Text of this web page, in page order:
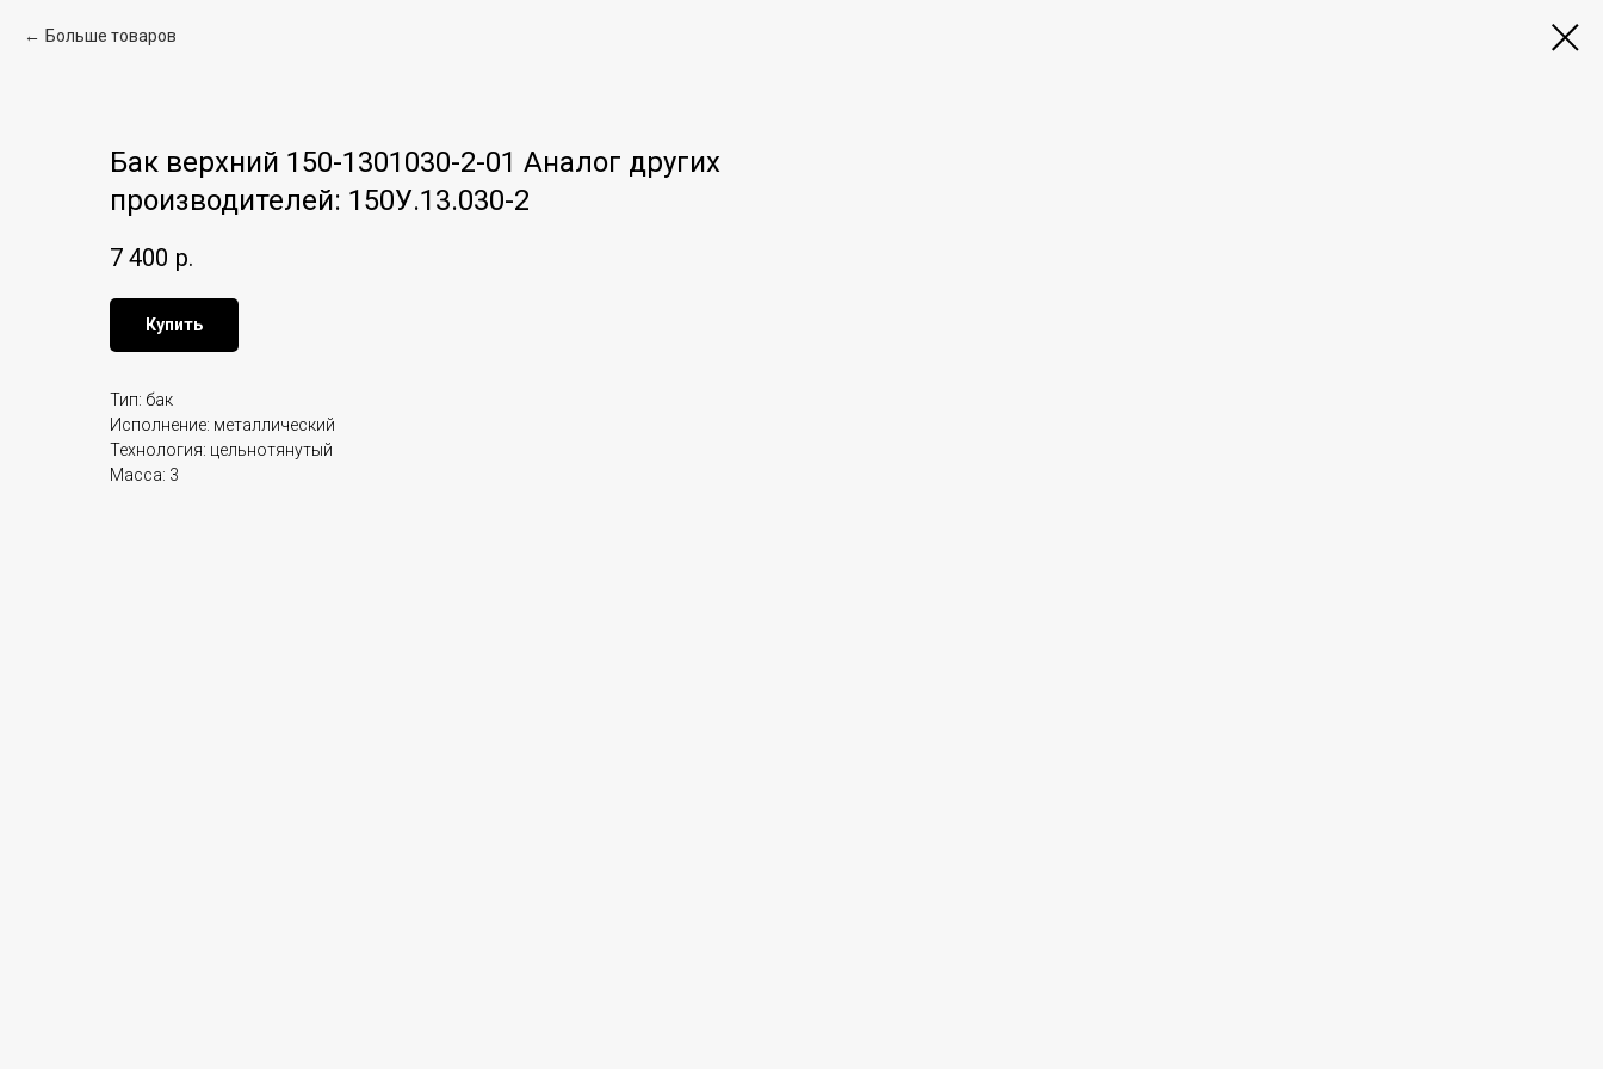
Больше товаров
Бак верхний 150-1301030-2-01 Аналог других
производителей: 150У.13.030-2
7 400 р.
Купить
Тип: бак
Исполнение: металлический
Технология: цельнотянутый
Масса: 3